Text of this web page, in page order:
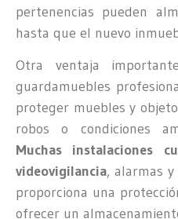
pertenencias pueden
hasta que el nuevo
Otra ventaja
guardamuebles
proteger muebles y
robos o condiciones
Muchas instalaciones
videovigilancia, alarmas
proporciona una
ofrecer un